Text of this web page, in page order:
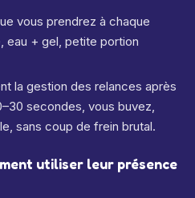
vous prendrez à chaque
eau + gel, petite portion
la gestion des relances après
secondes, vous buvez,
sans coup de frein brutal.
utiliser leur présence